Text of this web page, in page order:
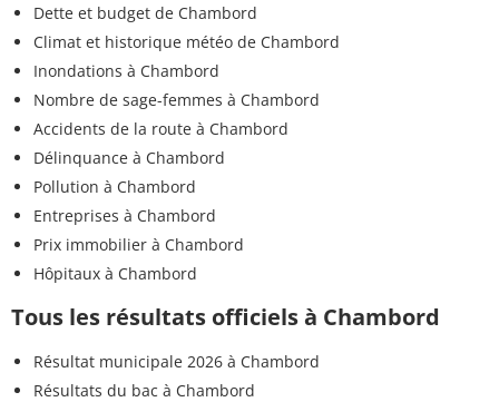
Dette et budget de Chambord
Climat et historique météo de Chambord
Inondations à Chambord
Nombre de sage-femmes à Chambord
Accidents de la route à Chambord
Délinquance à Chambord
Pollution à Chambord
Entreprises à Chambord
Prix immobilier à Chambord
Hôpitaux à Chambord
Tous les résultats officiels à Chambord
Résultat municipale 2026 à Chambord
Résultats du bac à Chambord